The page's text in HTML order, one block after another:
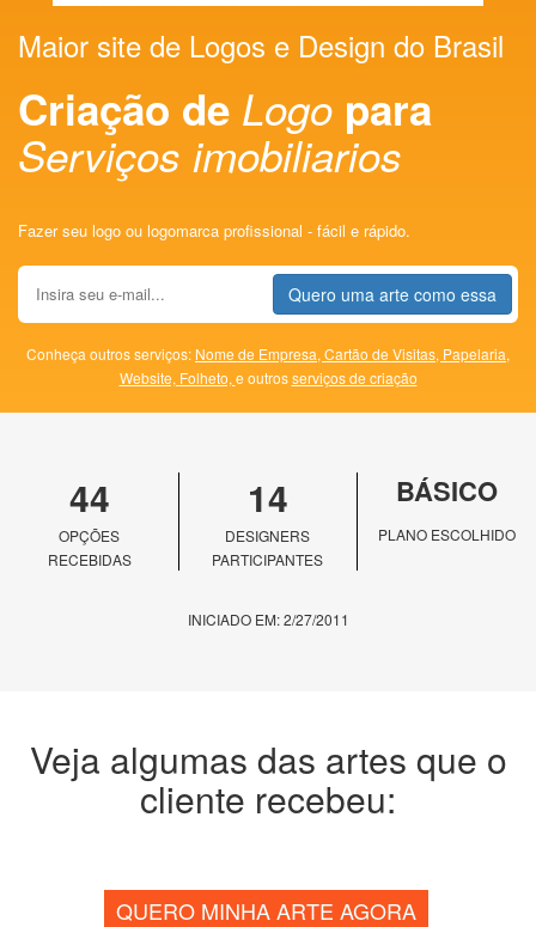
Maior site de Logos e Design do Brasil
Criação de Logo para
Serviços imobiliarios
Fazer seu logo ou logomarca profissional - fácil e rápido.
Quero uma arte como essa
Conheça outros serviços: Nome de Empresa, Cartão de Visitas, Papelaria,
Website, Folheto, e outrosserviços de criação
44
OPÇÕES
RECEBIDAS
14
DESIGNERS
PARTICIPANTES
BÁSICO
PLANO ESCOLHIDO
INICIADO EM: 2/27/2011
Veja algumas das artes que o
cliente recebeu:
QUERO MINHA ARTE AGORA